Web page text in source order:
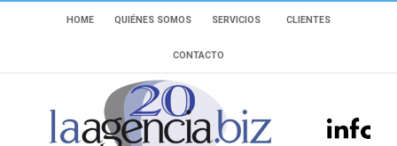
HOME QUIÉNES SOMOS SERVICIOS CLIENTES
CONTACTO